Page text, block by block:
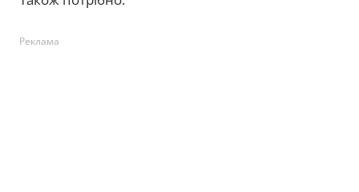
Реклама